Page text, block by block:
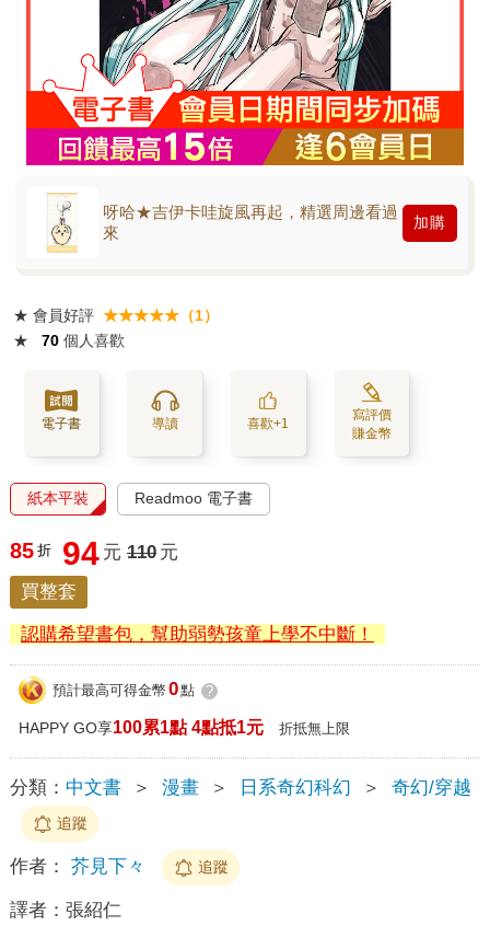
呀哈★吉伊卡哇旋風再起，精選周邊看過
來
加購
★ 會員好評 ★★★★★（1）
★
70 個人喜歡
電子書 導讀 喜歡+1
寫評價
賺金幣
紙本平裝 Readmoo 電子書
85 折 94 元 110 元
買整套
認購希望書包，幫助弱勢孩童上學不中斷！
預計最高可得金幣 0點 ?
HAPPY GO享100累1點 4點抵1元 折抵無上限
分類： 中文書 ＞ 漫畫 ＞ 日系奇幻科幻 ＞ 奇幻/穿越
追蹤
作者： 芥見下々 追蹤
譯者： 張紹仁